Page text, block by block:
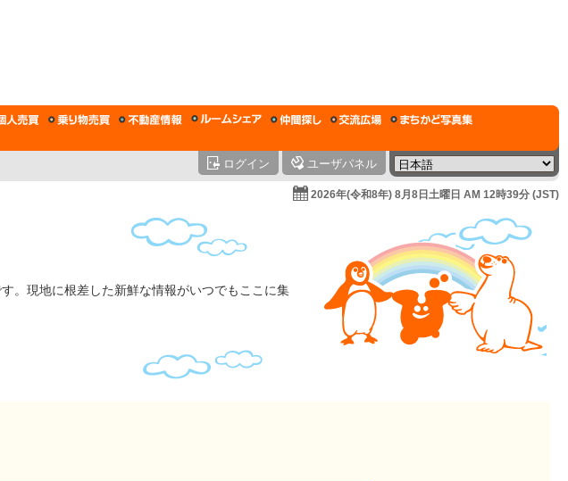
ログイン ユーザパネル
2026年(令和8年) 8月8日土曜日 AM 12時39分 (JST)
。現地に根差した新鮮な情報がいつでもここに集